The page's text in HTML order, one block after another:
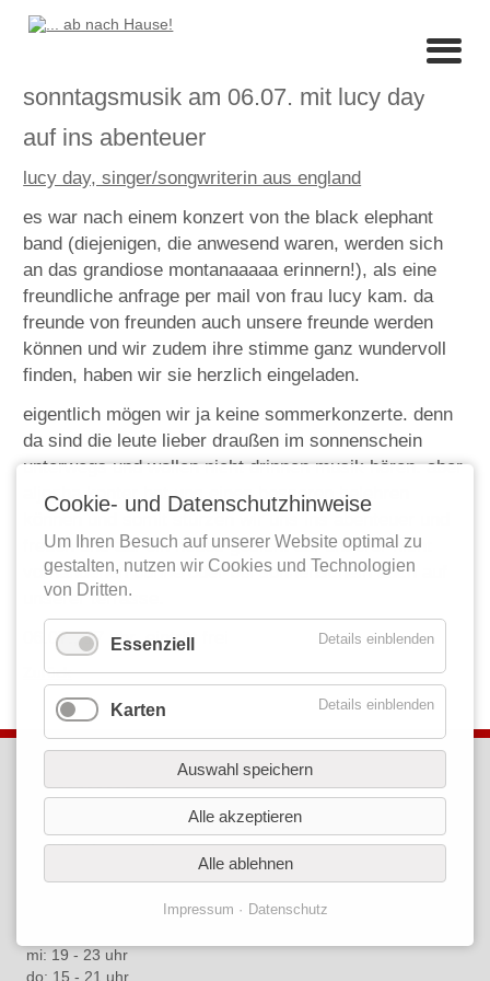
sonntagsmusik am 06.07. mit lucy day
auf ins abenteuer
lucy day, singer/songwriterin aus england
es war nach einem konzert von the black elephant
band (diejenigen, die anwesend waren, werden sich
an das grandiose montanaaaaa erinnern!), als eine
freundliche anfrage per mail von frau lucy kam. da
freunde von freunden auch unsere freunde werden
können und wir zudem ihre stimme ganz wundervoll
finden, haben wir sie herzlich eingeladen.
eigentlich mögen wir ja keine sommerkonzerte. denn
da sind die leute lieber draußen im sonnenschein
unterwegs und wollen nicht drinnen musik hören. aber
aljosha konter hat uns eines besseren belehren
freuen uns auf ein neues gesicht auf unserer nicht
vorhandenen bühne oder bei sonnenschein auch auf
unserer terrasse.
06.07., 17 uhr, eintritt frei
Zurück
kontakt
Café Libre
56203 höhr-grenzhausen
öffnungszeiten
mi: 19 - 23 uhr
do: 15 - 21 uhr
Cookie- und Datenschutzhinweise
Um Ihren Besuch auf unserer Website optimal zu
gestalten, nutzen wir Cookies und Technologien
von Dritten.
Essenziell Details einblenden
Karten Details einblenden
Auswahl speichern
Alle akzeptieren
Alle ablehnen
Impressum Datenschutz